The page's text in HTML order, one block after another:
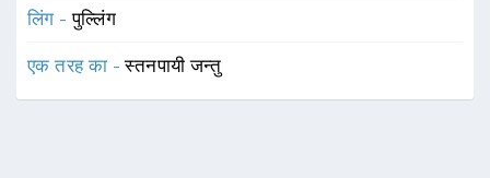
लिंग -पुल्लिंग
एक तरह का -स्तनपायी जन्तु